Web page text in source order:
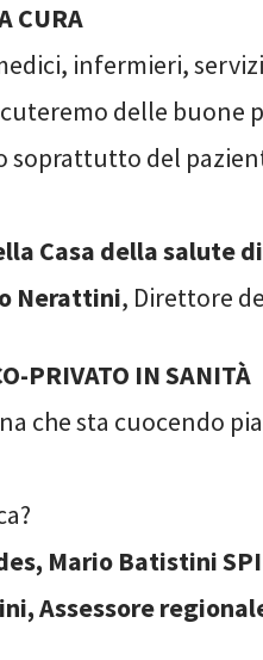
CURA
infermieri,
delle buone
soprattutto del
Casa della salute
Nerattini, Direttore
PRIVATO IN SANITÀ
che sta cuocendo
Mario Batistini SPI
Assessore